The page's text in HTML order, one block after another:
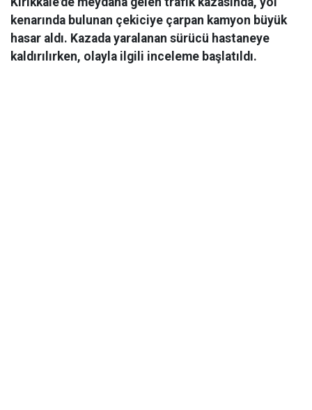
kenarında bulunan çekiciye çarpan kamyon büyük
hasar aldı. Kazada yaralanan sürücü hastaneye
kaldırılırken, olayla ilgili inceleme başlatıldı.